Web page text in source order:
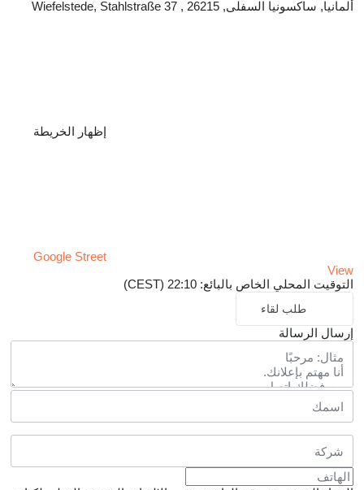
ألمانيا, ساكسونيا السفلى, 26215 , Wiefelstede, Stahlstraße 37
إظهار الخريطة
Google Street
View
التوقيت المحلي الخاص بالبائع: 22:10 (CEST)
طلب لقاء
إرسال الرسالة